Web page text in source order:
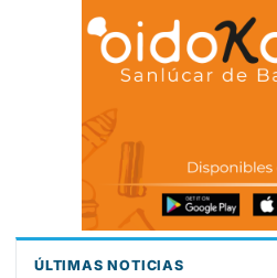
ÚLTIMAS NOTICIAS